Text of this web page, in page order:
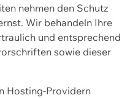
nehmen den Schutz
Wir behandeln Ihre
und entsprechend
sowie dieser
Hosting-Providern